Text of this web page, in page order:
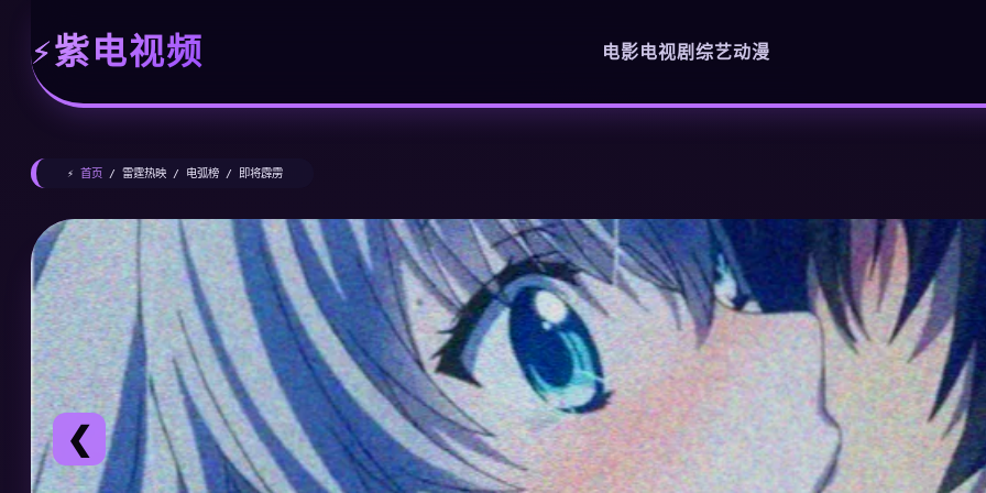
紫电视频 电影电视剧 综艺动漫
⚡ 首页 / 雷霆热映 / 电弧榜 / 即将霹雳
❮